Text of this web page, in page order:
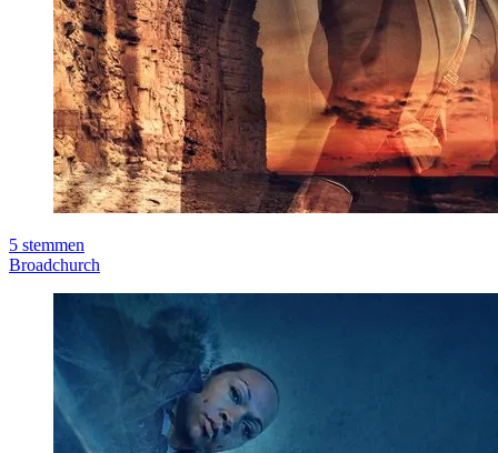
5 stemmen
Broadchurch